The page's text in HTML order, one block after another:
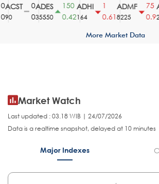
ADES
35550
150
0.42
ADHI
164
0.61
ADMF
8225
75
0.9214
More Market Data
Market Watch
Last updated : 03.18 WIB | 24/07/2026
Data is a realtime snapshot, delayed at 10 minutes
Major Indexes